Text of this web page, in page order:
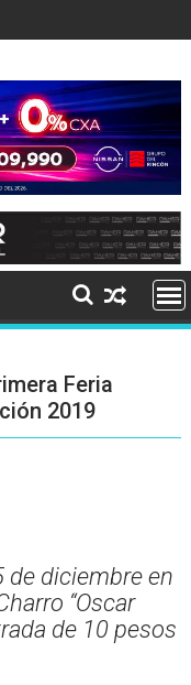
Feria
2019
de diciembre en
“Oscar
de 10 pesos